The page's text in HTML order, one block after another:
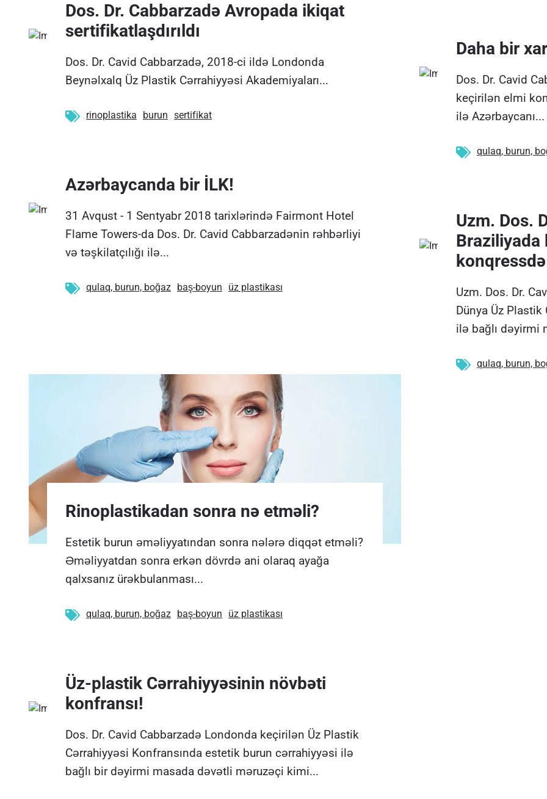
Dos. Dr. Cabbarzadə Avropada ikiqat
sertifikatlaşdırıldı
Dos. Dr. Cavid Cabbarzadə, 2018-ci ildə Londonda
Beynəlxalq Üz Plastik Cərrahiyyəsi Akademiyaları...
rinoplastika burun sertifikat
Azərbaycanda bir İLK!
31 Avqust - 1 Sentyabr 2018 tarixlərində Fairmont Hotel
Flame Towers-da Dos. Dr. Cavid Cabbarzadənin rəhbərliyi
və təşkilatçılığı ilə...
qulaq, burun, boğaz baş-boyun üz plastikası
Rinoplastikadan sonra nə etməli?
Estetik burun əməliyyatından sonra nələrə diqqət etməli?
Əməliyyatdan sonra erkən dövrdə ani olaraq ayağa
qalxsanız ürəkbulanması...
qulaq, burun, boğaz baş-boyun üz plastikası
Üz-plastik Cərrahiyyəsinin növbəti
konfransı!
Dos. Dr. Cavid Cabbarzadə Londonda keçirilən Üz Plastik
Cərrahiyyəsi Konfransında estetik burun cərrahiyyəsi ilə
bağlı bir dəyirmi masada dəvətli məruzəçi kimi...
Daha bir
Dos. Dr. Cavid
keçirilən elmi
ilə Azərbaycanı...
qulaq, burun,
Uzm. Dos.
Braziliyada
Uzm. Dos. Dr.
Dünya Üz
ilə bağlı dəyirmi
qulaq, burun,